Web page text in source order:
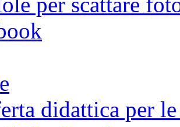
didattica per